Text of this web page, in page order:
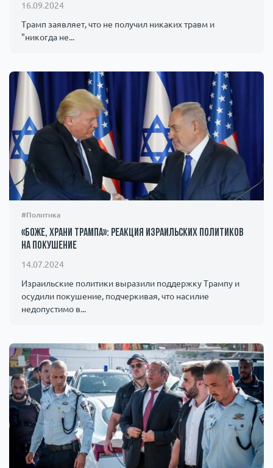
16.09.2024
Трамп заявляет, что не получил никаких травм и
"никогда не...
#Политика
«Боже, храни Трампа»: реакция израильских политиков
на покушение
14.07.2024
Израильские политики выразили поддержку Трампу и
осудили покушение, подчеркивая, что насилие
недопустимо в...